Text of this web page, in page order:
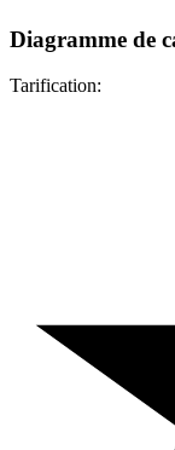
Diagramme de
Tarification: